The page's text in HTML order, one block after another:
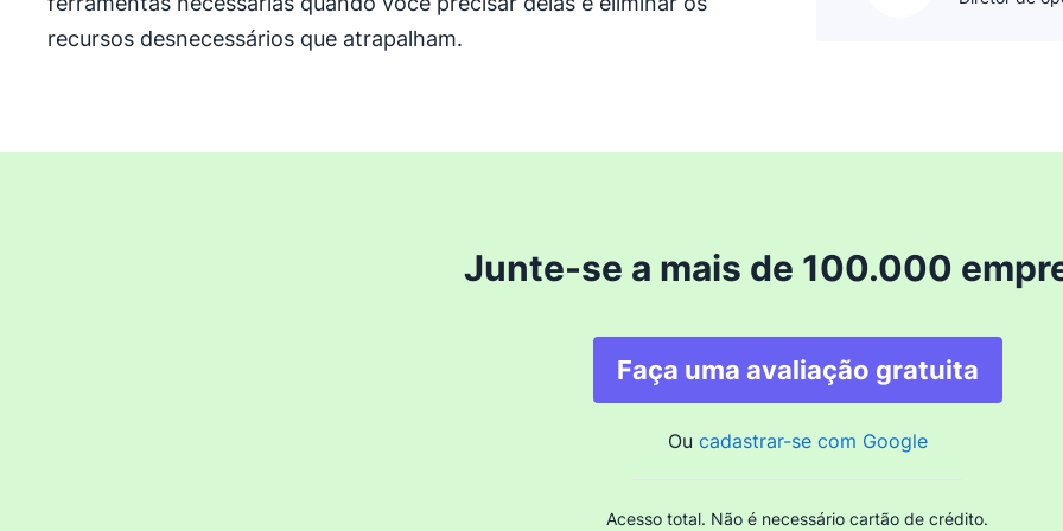
recursos desnecessários que atrapalham.
Junte-se a mais de 100.000
Faça uma avaliação gratuita
Ou cadastrar-se com Google
Acesso total. Não é necessário cartão de crédito.